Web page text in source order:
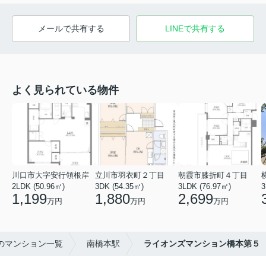
メールで共有する LINEで共有する
よく見られている物件
川口市大字安行領根岸
2LDK (50.96㎡)
1,199万円
立川市羽衣町２丁目
3DK (54.35㎡)
1,880万円
朝霞市膝折町４丁目
3LDK (76.97㎡)
2,699万円
マンション一覧 南橋本駅 ライオンズマンション橋本第５